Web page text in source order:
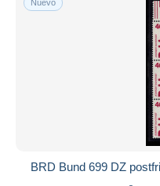
Nuevo
BRD Bund 699 DZ